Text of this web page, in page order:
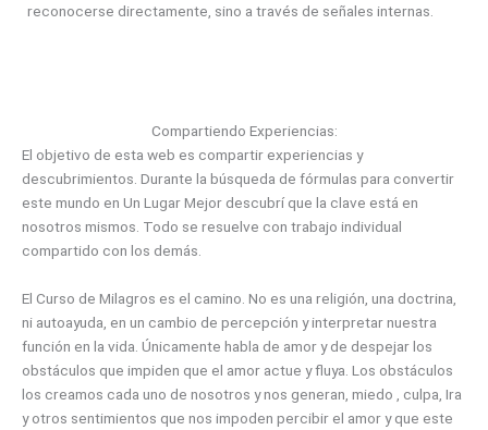
reconocerse directamente, sino a través de señales internas.
Compartiendo Experiencias:
El objetivo de esta web es compartir experiencias y
descubrimientos. Durante la búsqueda de fórmulas para convertir
este mundo en Un Lugar Mejor descubrí que la clave está en
nosotros mismos. Todo se resuelve con trabajo individual
compartido con los demás.
El Curso de Milagros es el camino. No es una religión, una doctrina,
ni autoayuda, en un cambio de percepción y interpretar nuestra
función en la vida. Únicamente habla de amor y de despejar los
obstáculos que impiden que el amor actue y fluya. Los obstáculos
los creamos cada uno de nosotros y nos generan, miedo , culpa, Ira
y otros sentimientos que nos impoden percibir el amor y que este